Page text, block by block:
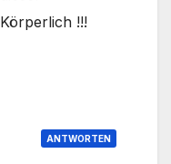
!!!
ANTWORTEN